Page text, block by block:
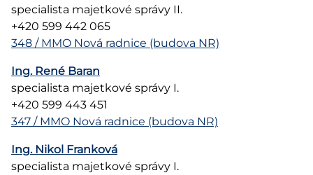
specialista majetkové správy II.
+420 599 442 065
348 / MMO Nová radnice (budova NR)
Ing. René Baran
specialista majetkové správy I.
+420 599 443 451
347 / MMO Nová radnice (budova NR)
Ing. Nikol Franková
specialista majetkové správy I.